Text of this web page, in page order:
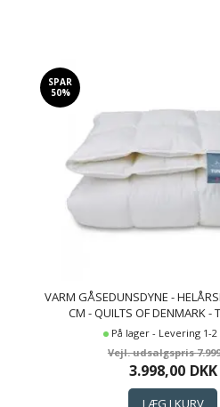
SPAR
50%
VARM GÅSEDUNSDYNE -
CM - QUILTS OF DENMARK -
På lager - Levering 1-2
3.998,00 DKK